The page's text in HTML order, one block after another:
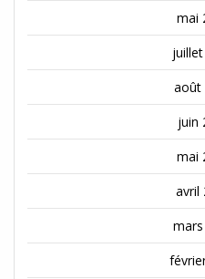
mai
août
juin
mai
avril